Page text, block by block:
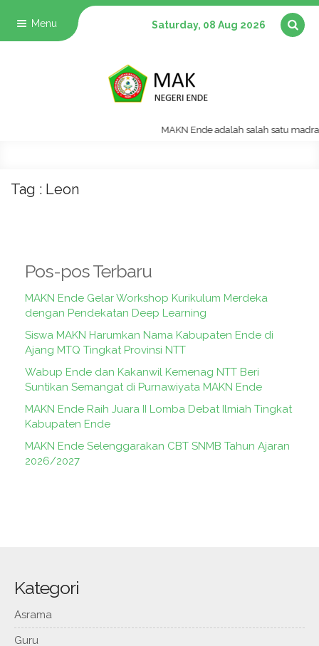
Menu Saturday, 08 Aug 2026
MAKN Ende adalah salah satu
Tag : Leon
Pos-pos Terbaru
MAKN Ende Gelar Workshop Kurikulum Merdeka
dengan Pendekatan Deep Learning
Siswa MAKN Harumkan Nama Kabupaten Ende di
Ajang MTQ Tingkat Provinsi NTT
Wabup Ende dan Kakanwil Kemenag NTT Beri
Suntikan Semangat di Purnawiyata MAKN Ende
MAKN Ende Raih Juara II Lomba Debat Ilmiah Tingkat
Kabupaten Ende
MAKN Ende Selenggarakan CBT SNMB Tahun Ajaran
2026/2027
Kategori
Asrama
Guru